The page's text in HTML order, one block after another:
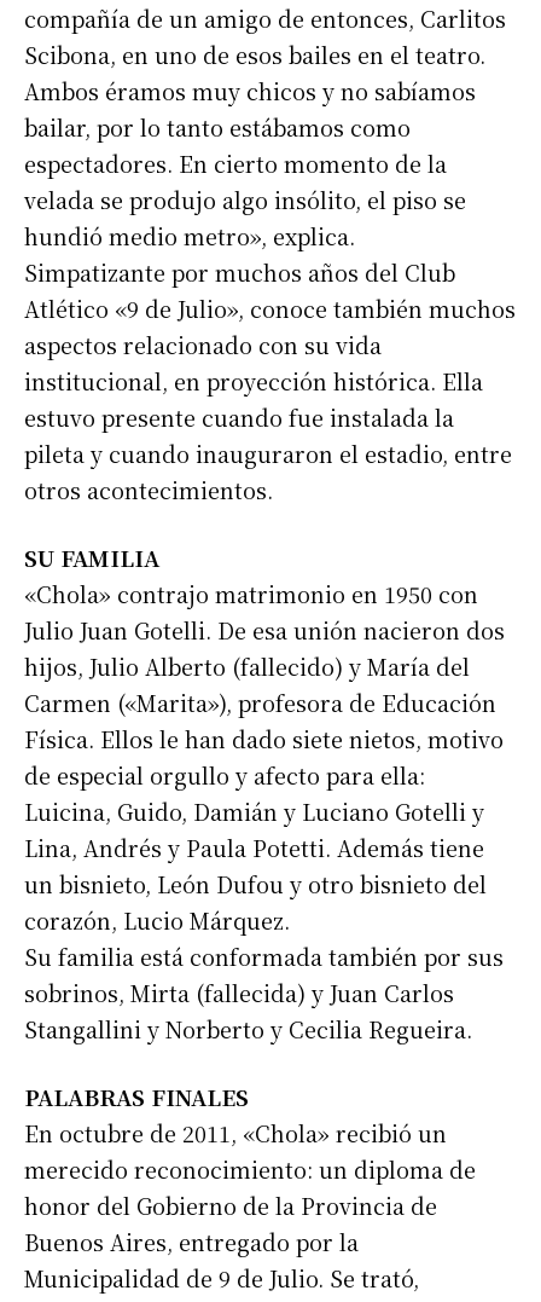
compañía de un amigo de entonces, Carlitos
Scibona, en uno de esos bailes en el teatro.
Ambos éramos muy chicos y no sabíamos
bailar, por lo tanto estábamos como
espectadores. En cierto momento de la
velada se produjo algo insólito, el piso se
hundió medio metro», explica.
Simpatizante por muchos años del Club
Atlético «9 de Julio», conoce también muchos
aspectos relacionado con su vida
institucional, en proyección histórica. Ella
estuvo presente cuando fue instalada la
pileta y cuando inauguraron el estadio, entre
otros acontecimientos.
SU FAMILIA
«Chola» contrajo matrimonio en 1950 con
Julio Juan Gotelli. De esa unión nacieron dos
hijos, Julio Alberto (fallecido) y María del
Carmen («Marita»), profesora de Educación
Física. Ellos le han dado siete nietos, motivo
de especial orgullo y afecto para ella:
Luicina, Guido, Damián y Luciano Gotelli y
Lina, Andrés y Paula Potetti. Además tiene
un bisnieto, León Dufou y otro bisnieto del
corazón, Lucio Márquez.
Su familia está conformada también por sus
sobrinos, Mirta (fallecida) y Juan Carlos
Stangallini y Norberto y Cecilia Regueira.
PALABRAS FINALES
En octubre de 2011, «Chola» recibió un
merecido reconocimiento: un diploma de
honor del Gobierno de la Provincia de
Buenos Aires, entregado por la
Municipalidad de 9 de Julio. Se trató,